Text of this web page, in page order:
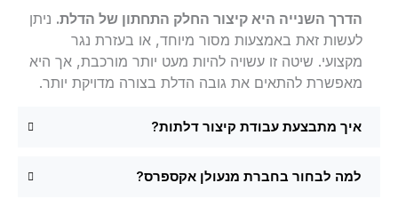
הדרך השנייה היא קיצור החלק התחתון של הדלת.ניתן
לעשות זאת באמצעות מסור מיוחד, או בעזרת נגר
מקצועי. שיטה זו עשויה להיות מעט יותר מורכבת, אך היא
מאפשרת להתאים את גובה הדלת בצורה מדויקת יותר.
איך מתבצעת עבודת קיצור דלתות?
למה לבחור בחברת מנעולן אקספרס?